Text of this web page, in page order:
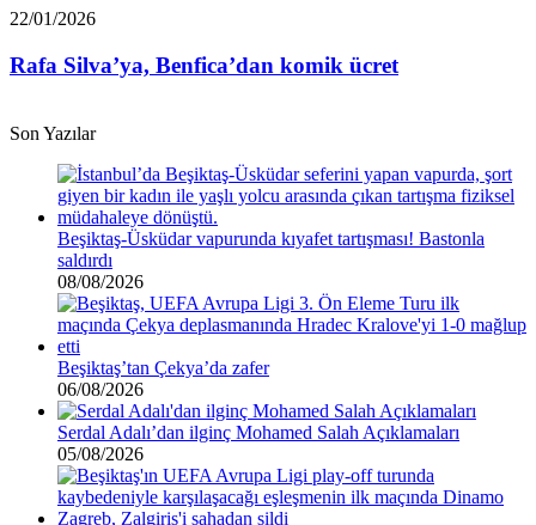
Euro
var”
Rafa
Benfica’dan
komik
22/01/2026
Rafa Silva’ya, Benfica’dan komik ücret
Son Yazılar
Beşiktaş-Üsküdar vapurunda kıyafet tartışması! Bastonla
saldırdı
08/08/2026
Beşiktaş’tan Çekya’da zafer
06/08/2026
Serdal Adalı’dan ilginç Mohamed Salah Açıklamaları
05/08/2026